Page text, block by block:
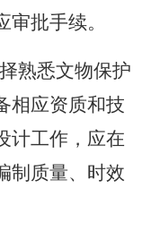
批手续。
熟悉文物保护
相应资质和技
计工作，应在
制质量、时效